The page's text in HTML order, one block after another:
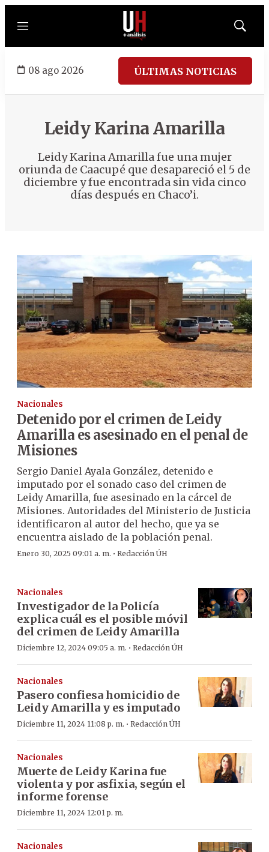
Menú
Mostrar
08 ago 2026 ÚLTIMAS NOTICIAS
Leidy Karina Amarilla
Leidy Karina Amarilla fue una mujer
oriunda de Caacupé que desapareció el 5 de
diciembre y fue encontrada sin vida cinco
días después en Chaco’i.
Nacionales
Detenido por el crimen de Leidy
Amarilla es asesinado en el penal de
Misiones
Sergio Daniel Ayala González, detenido e
imputado por el sonado caso del crimen de
Leidy Amarilla, fue asesinado en la cárcel de
Misiones. Autoridades del Ministerio de Justicia
identificaron al autor del hecho, que ya se
encuentra aislado de la población penal.
Enero 30, 2025 09:01 a. m. · Redacción ÚH
Nacionales
Investigador de la Policía
explica cuál es el posible móvil
del crimen de Leidy Amarilla
Diciembre 12, 2024 09:05 a. m. · Redacción ÚH
Nacionales
Pasero confiesa homicidio de
Leidy Amarilla y es imputado
Diciembre 11, 2024 11:08 p. m. · Redacción ÚH
Nacionales
Muerte de Leidy Karina fue
violenta y por asfixia, según el
informe forense
Diciembre 11, 2024 12:01 p. m.
Nacionales